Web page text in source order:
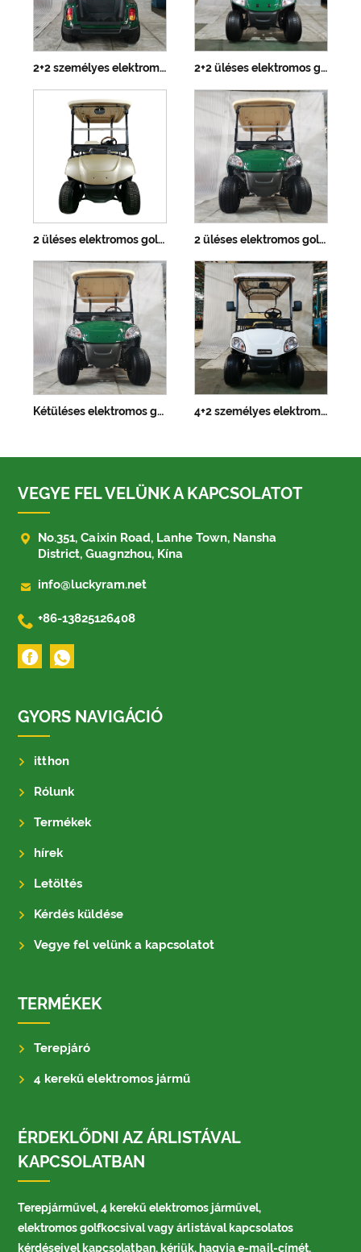
2+2 személyes elektromos golfkocsi 2+2 üléses elektromos golfkocsi lítium akkumulátorral
2 üléses elektromos golfkocsi 2 üléses elektromos golfkocsi lítium akkumulátorral
Kétüléses elektromos golfkocsi lítium akkumulátorral – testreszabható színek 4+2 személyes elektromos golfkocsi
VEGYE FEL VELÜNK A KAPCSOLATOT

No.351, Caixin Road, Lanhe Town, Nansha
District, Guagnzhou, Kína
 info@luckyram.net
 +86-13825126408
GYORS NAVIGÁCIÓ
itthon
Rólunk
Termékek
hírek
Letöltés
Kérdés küldése
Vegye fel velünk a kapcsolatot
TERMÉKEK
Terepjáró
4 kerekű elektromos jármű
ÉRDEKLŐDNI AZ ÁRLISTÁVAL
KAPCSOLATBAN
Terepjárművel, 4 kerekű elektromos járművel,
elektromos golfkocsival vagy árlistával kapcsolatos
kérdéseivel kapcsolatban, kérjük, hagyja e-mail-címét,